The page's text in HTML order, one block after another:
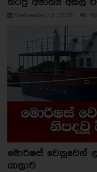
Wednesday / 5 / 2026
මොරිෂස් වෙනුවෙන්
යාත්‍රාව